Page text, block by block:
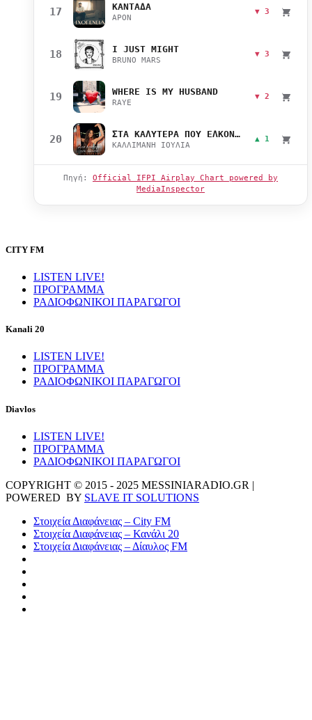
17 ΚΑΝΤΑΔΑ
APON
▼ 3
18 I JUST MIGHT
BRUNO MARS
▼ 3
19 WHERE IS MY HUSBAND
RAYE
▼ 2
20 ΣΤΑ ΚΑΛΥΤΕΡΑ ΠΟΥ ΕΛΚΟΝΤΑΙ
ΚΑΛΛΙΜΑΝΗ ΙΟΥΛΙΑ
▲ 1
Πηγή: Official IFPI Airplay Chart powered by
MediaInspector
CITY FM
LISTEN LIVE!
ΠΡΟΓΡΑΜΜΑ
ΡΑΔΙΟΦΩΝΙΚΟΙ ΠΑΡΑΓΩΓΟΙ
Kanali 20
LISTEN LIVE!
ΠΡΟΓΡΑΜΜΑ
ΡΑΔΙΟΦΩΝΙΚΟΙ ΠΑΡΑΓΩΓΟΙ
Diavlos
LISTEN LIVE!
ΠΡΟΓΡΑΜΜΑ
ΡΑΔΙΟΦΩΝΙΚΟΙ ΠΑΡΑΓΩΓΟΙ
COPYRIGHT © 2015 - 2025 MESSINIARADIO.GR |
POWERED BY SLAVE IT SOLUTIONS
Στοιχεία Διαφάνειας – City FM
Στοιχεία Διαφάνειας – Κανάλι 20
Στοιχεία Διαφάνειας – Δίαυλος FM